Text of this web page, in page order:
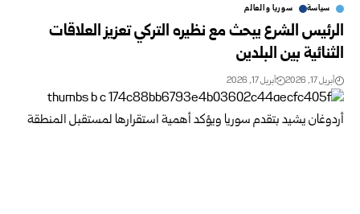
سياسة سوريا والعالم
الرئيس الشرع يبحث مع نظيره التركي تعزيز العلاقات
الثنائية بين البلدين
أبريل 17, 2026 أبريل 17, 2026